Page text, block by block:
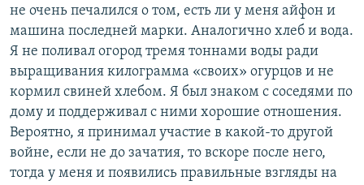
не очень печалился о том, есть ли у меня айфон и
машина последней марки. Аналогично хлеб и вода.
Я не поливал огород тремя тоннами воды ради
выращивания килограмма «своих» огурцов и не
кормил свиней хлебом. Я был знаком с соседями по
дому и поддерживал с ними хорошие отношения.
Вероятно, я принимал участие в какой-то другой
войне, если не до зачатия, то вскоре после него,
тогда у меня и появились правильные взгляды на